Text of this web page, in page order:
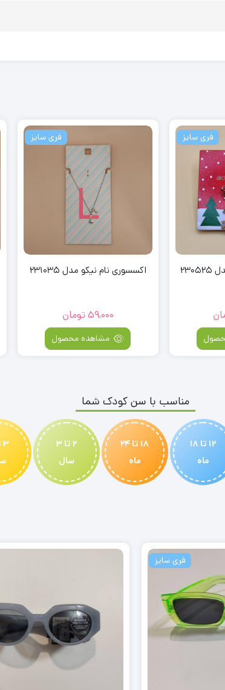
اکسسوری نام نیکو مدل 231035
تومان
مشاهده محصول
اکسسوری نام
مناسب با سن کودک شما
12 تا 18
ماه
18 تا 24
ماه
2 تا 3
سال
فری سایز